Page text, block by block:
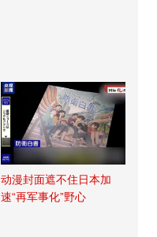
动漫封面遮不住日本加
速“再军事化”野心